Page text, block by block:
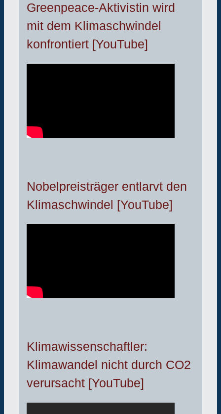
Greenpeace-Aktivistin wird
mit dem Klimaschwindel
konfrontiert [YouTube]
Nobelpreisträger entlarvt den
Klimaschwindel [YouTube]
Klimawissenschaftler:
Klimawandel nicht durch CO2
verursacht [YouTube]